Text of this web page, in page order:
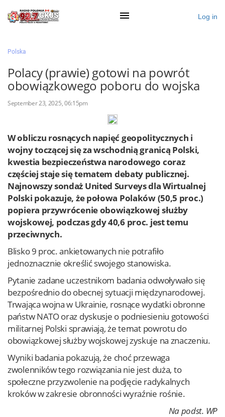
Ogłoś się
Działy
Zaloguj przez Clascal
Log in
Polska
Polacy (prawie) gotowi na powrót
obowiązkowego poboru do wojska
September 23, 2025, 06:15pm
W obliczu rosnących napięć geopolitycznych i
wojny toczącej się za wschodnią granicą Polski,
kwestia bezpieczeństwa narodowego coraz
częściej staje się tematem debaty publicznej.
Najnowszy sondaż United Surveys dla Wirtualnej
Polski pokazuje, że połowa Polaków (50,5 proc.)
popiera przywrócenie obowiązkowej służby
wojskowej, podczas gdy 40,6 proc. jest temu
przeciwnych.
Blisko 9 proc. ankietowanych nie potrafiło
jednoznacznie określić swojego stanowiska.
Pytanie zadane uczestnikom badania odwoływało się
bezpośrednio do obecnej sytuacji międzynarodowej.
Trwająca wojna w Ukrainie, rosnące wydatki obronne
państw NATO oraz dyskusje o podniesieniu gotowości
militarnej Polski sprawiają, że temat powrotu do
obowiązkowej służby wojskowej zyskuje na znaczeniu.
Wyniki badania pokazują, że choć przewaga
zwolenników tego rozwiązania nie jest duża, to
społeczne przyzwolenie na podjęcie radykalnych
kroków w zakresie obronności wyraźnie rośnie.
Na podst. WP